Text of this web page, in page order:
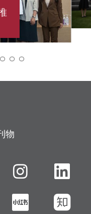
物
微博小紅書知